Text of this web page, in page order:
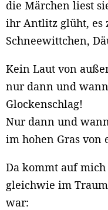
die Märchen liest
ihr Antlitz glüht, es
Schneewittchen,
Kein Laut von
nur dann und
Glockenschlag!
Nur dann und
im hohen Gras von
Da kommt auf
gleichwie im
war: